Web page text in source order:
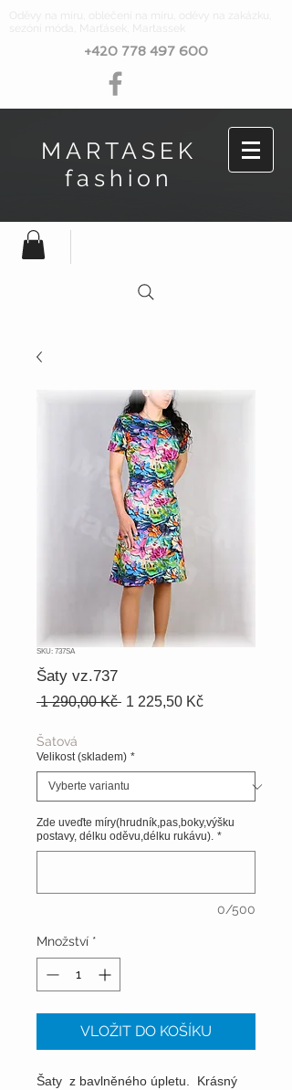
Oděvy na míru, oblečení na míru, oděvy na zakázku,
sezóní móda, Marťásek, Martassek
+420 778 497 600
MARTASEK
fashion
SKU: 737SA
Šaty vz.737
1 290,00 Kč Běžná
1 225,50 KčZvýhodněná
Šatová
Velikost (skladem) *
Zde uveďte míry(hrudník,pas,boky,výšku
postavy, délku oděvu,délku rukávu). *
0/500
Množství *
VLOŽIT DO KOŠÍKU
Šaty z bavlněného úpletu. Krásný